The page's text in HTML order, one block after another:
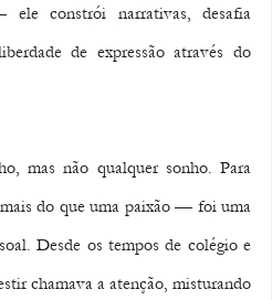
constrói narrativas, desafia
de expressão através do
mas não qualquer sonho. Para
do que uma paixão — foi uma
Desde os tempos de colégio e
chamava a atenção, misturando